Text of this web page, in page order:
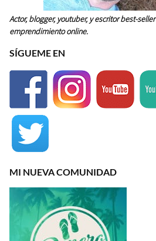
Actor, blogger, youtuber, y escritor best-
emprendimiento online.
SÍGUEME EN
MI NUEVA COMUNIDAD